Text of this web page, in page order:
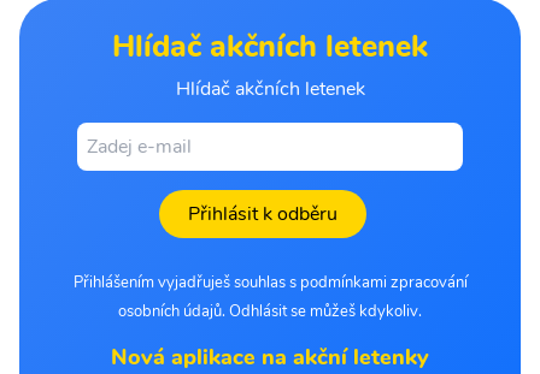
Hlídač akčních letenek
Hlídač akčních letenek
Přihlásit k odběru
Přihlášením vyjadřuješ souhlas s podmínkami zpracování
osobních údajů. Odhlásit se můžeš kdykoliv.
Nová aplikace na akční letenky